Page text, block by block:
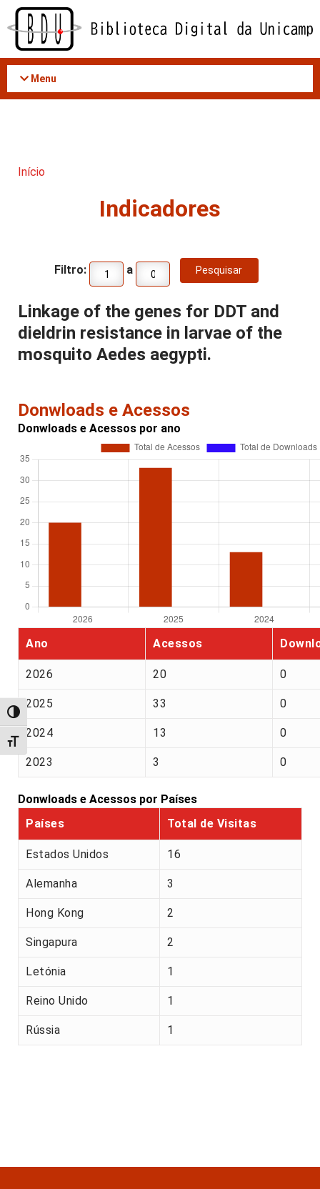
Acessar
conteúdo
Alternar alto contraste
Alternar tamanho da fonte
Menu
Início
Indicadores
Filtro: a
Linkage of the genes for DDT and
dieldrin resistance in larvae of the
mosquito Aedes aegypti.
Donwloads e Acessos
Donwloads e Acessos por ano
Ano Acessos
2026 20 0
2025 33 0
2024 13 0
2023 3 0
Donwloads e Acessos por Países
Países
Total de Visitas
Estados Unidos 16
Alemanha 3
Hong Kong 2
Singapura 2
Letónia 1
Reino Unido 1
Rússia 1